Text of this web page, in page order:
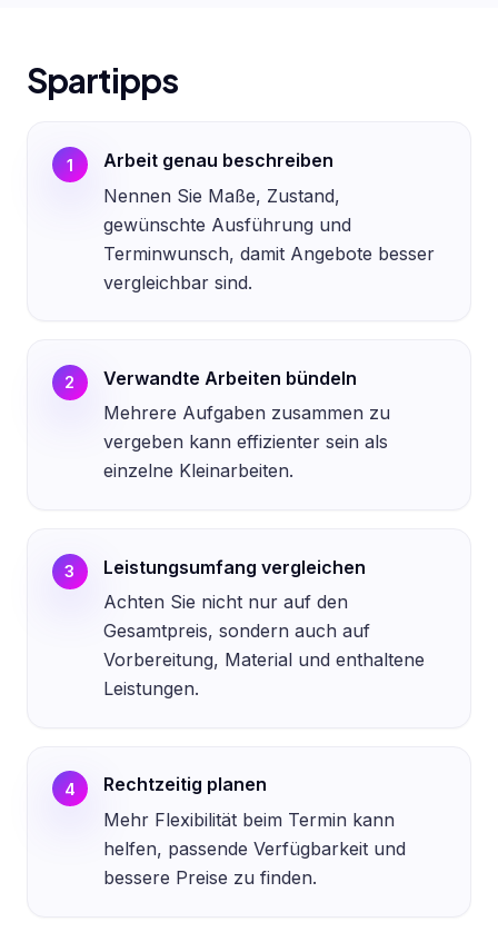
Spartipps
1
Arbeit genau beschreiben
Nennen Sie Maße, Zustand,
gewünschte Ausführung und
Terminwunsch, damit Angebote besser
vergleichbar sind.
2
Verwandte Arbeiten bündeln
Mehrere Aufgaben zusammen zu
vergeben kann effizienter sein als
einzelne Kleinarbeiten.
3
Leistungsumfang vergleichen
Achten Sie nicht nur auf den
Gesamtpreis, sondern auch auf
Vorbereitung, Material und enthaltene
Leistungen.
4
Rechtzeitig planen
Mehr Flexibilität beim Termin kann
helfen, passende Verfügbarkeit und
bessere Preise zu finden.